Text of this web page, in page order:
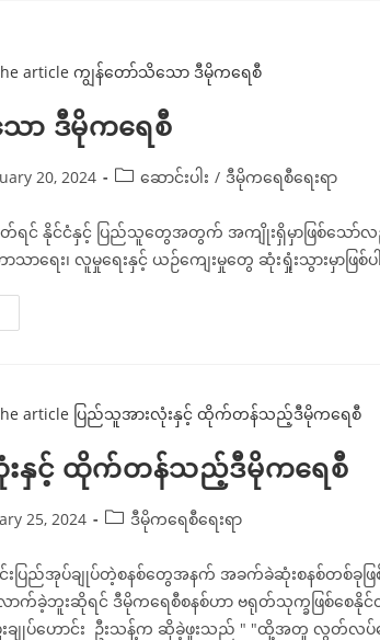
ာ ဒီမိုကရေစီ
20, 2024
Postဆောင်းပါး / ဒီမိုကရေစီရေးရာ
င် နိုင်ငံနှင့် ပြည်သူတွေအတွက် အကျိုးရှိမှာဖြစ်သော်လည်
သာရေး၊ လူမှုရေးနှင့် ယဉ်ကျေးမှုတွေ ဆုံးရှုံးသွားမှာဖြစ်
န်တော်
းနှင့် ထိုက်တန်သည့်ဒီမိုကရေစီ
25, 2024
Postဒီမိုကရေစီရေးရာ
းပြည်အုပ်ချုပ်တဲ့စနစ်တွေအနက် အခက်ခဲဆုံးစနစ်တစ်ခုဖ
က်ခဲ့ဘူးဆိုရင် ဒီမိုကရေစီစနစ်ဟာ ဗရုတ်သုက္ခဖြစ်စေနိုင်
ချုပ်ဟောင်း ဦးသန့်က ဆိုခဲ့ဖူးသည် " "ထို့အတူ လွတ်လပ်ရ